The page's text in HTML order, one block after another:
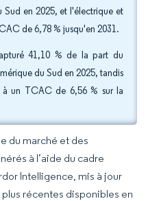
en 2025, et l'électrique et
de 6,78 % jusqu'en 2031.
41,10 % de la part du
du Sud en 2025, tandis
un TCAC de 6,56 % sur la
du marché et des
à l’aide du cadre
Intelligence, mis à jour
récentes disponibles en